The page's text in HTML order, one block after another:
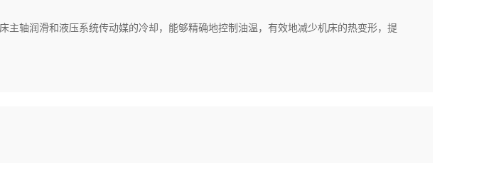
轴润滑和液压系统传动媒的冷却，能够精确地控制油温，有效地减少机床的热变形，提